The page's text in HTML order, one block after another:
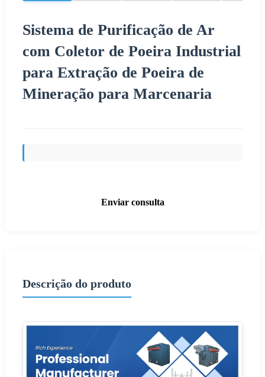
Sistema de Purificação de Ar
com Coletor de Poeira Industrial
para Extração de Poeira de
Mineração para Marcenaria
Enviar consulta
Descrição do produto